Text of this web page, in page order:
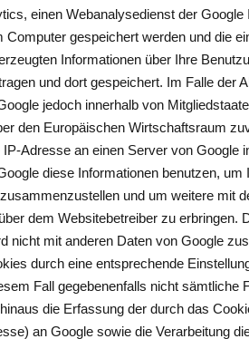
einen Webanalysedienst der
Computer gespeichert werden und die
Informationen über Ihre
und dort gespeichert. Im Falle der
jedoch innerhalb von
den Europäischen Wirtschaftsraum
Adresse an einen Server von Google
diese Informationen benutzen,
und um weitere mit
dem Websitebetreiber zu
nicht mit anderen Daten von Google
durch eine entsprechende
Fall gegebenenfalls nicht
die Erfassung der durch das
an Google sowie die Verarbeitung